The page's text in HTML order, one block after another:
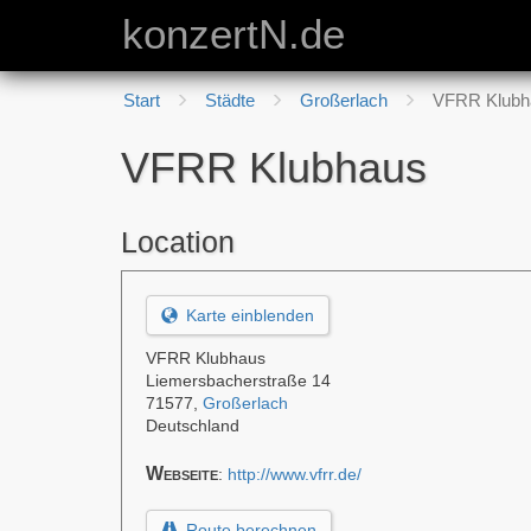
konzertN.de
Start Städte Großerlach VFRR
VFRR Klubhaus
Location
Karte einblenden
VFRR Klubhaus
Liemersbacherstraße 14
71577, Großerlach
Deutschland
Webseite: http://www.vfrr.de/